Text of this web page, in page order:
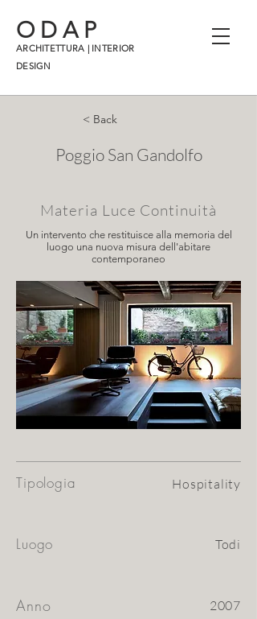
ODAP
ARCHITETTURA | INTERIOR
DESIGN
< Back
Poggio San Gandolfo
Materia Luce Continuità
Un intervento che restituisce alla memoria del
luogo una nuova misura dell'abitare
contemporaneo
Tipologia Hospitality
Luogo Todi
Anno 2007